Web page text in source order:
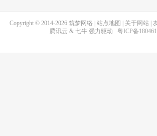
Copyright © 2014-2026 筑梦网络 站点地图 关于网站
腾讯云 & 七牛强力驱动 粤ICP备